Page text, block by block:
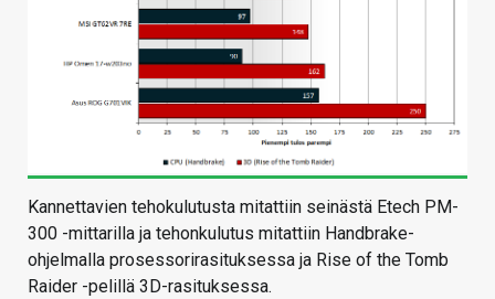
Kannettavien tehokulutusta mitattiin seinästä Etech PM-
300 -mittarilla ja tehonkulutus mitattiin Handbrake-
ohjelmalla prosessorirasituksessa ja Rise of the Tomb
Raider -pelillä 3D-rasituksessa.